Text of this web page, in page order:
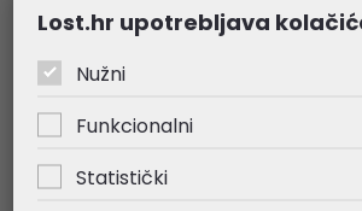
Print-Team kompatibilno za
Lost.hr upotrebljava
Nužni
Funkcionalni
Statistički